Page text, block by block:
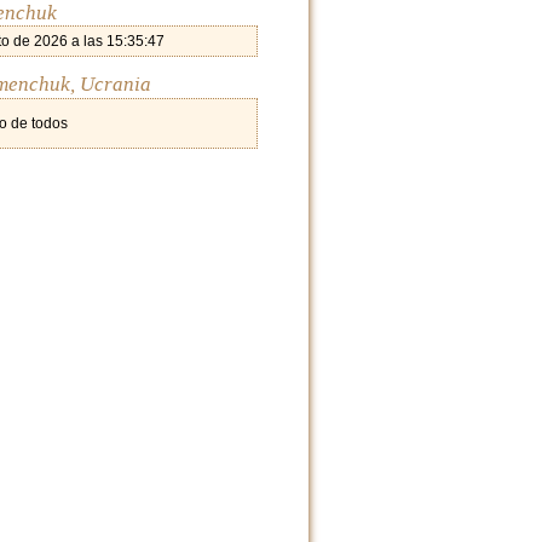
de 2026 a las 15:35:47
Ucrania
de todos